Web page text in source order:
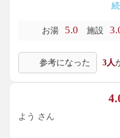
お宿全体がホンワカ素朴
な演出や、ﾏﾆｭｱﾙで決め
のんびり感がしっかり出
お湯 5.0 施設
参考になった 3人
よう さん